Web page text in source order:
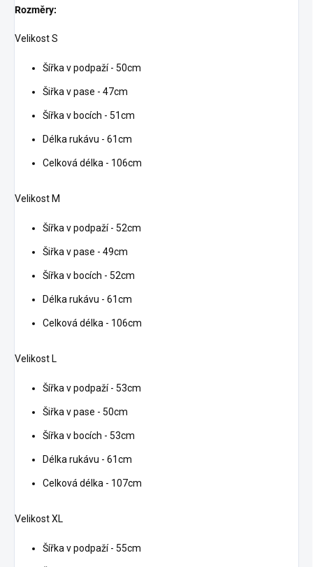
Rozměry:
Velikost S
Šířka v podpaží - 50cm
Šiřka v pase - 47cm
Šířka v bocích - 51cm
Délka rukávu - 61cm
Celková délka - 106cm
Velikost M
Šířka v podpaží - 52cm
Šiřka v pase - 49cm
Šířka v bocích - 52cm
Délka rukávu - 61cm
Celková délka - 106cm
Velikost L
Šířka v podpaží - 53cm
Šiřka v pase - 50cm
Šířka v bocích - 53cm
Délka rukávu - 61cm
Celková délka - 107cm
Velikost XL
Šířka v podpaží - 55cm